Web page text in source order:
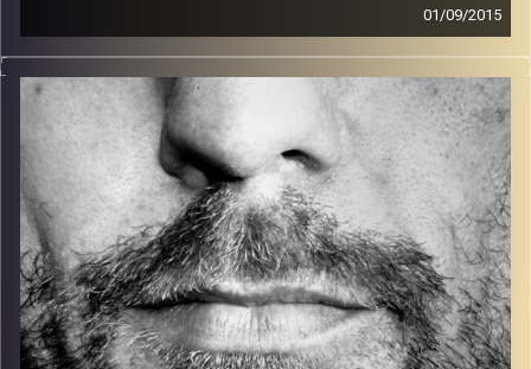
01/09/2015
זיפים, מוזיקה מחוספסת של הופעות חיות. הרבה ג'אם, רוק,
בלוז, bluegrass, ג'אז, Fאנק, פרוגרסיב ואפילו אלקטרוניקה.
כל מה שחי, אמיתי ונושם.
עם שמוליק רגב.
קרדיט תמונות: David Goehring